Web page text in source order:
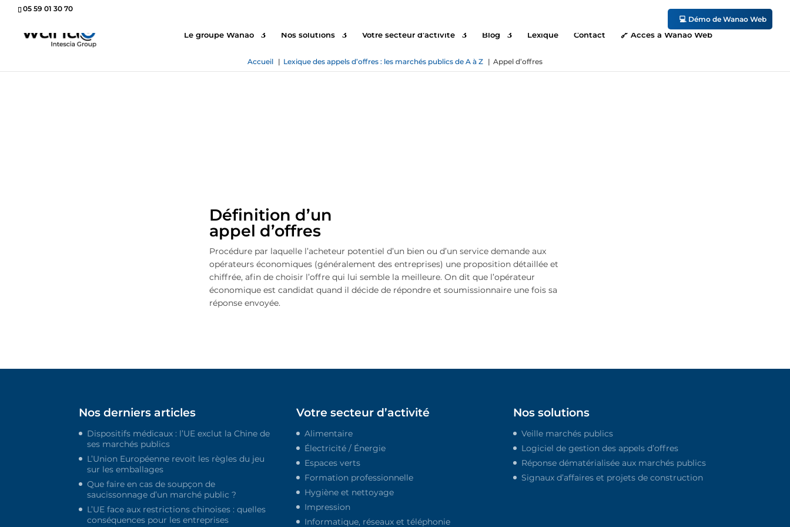
05 59 01 30 70
💻 Démo de Wanao Web
Le groupe Wanao Nos solutions Votre secteur d’activité Blog Lexique Contact 🔗 Accès à Wanao Web
Accueil Lexique des appels d’offres : les marchés publics de A à Z Appel d’offres
Définition d’un
appel d’offres
Procédure par laquelle l’acheteur potentiel d’un bien ou d’un service demande aux
opérateurs économiques (généralement des entreprises) une proposition détaillée et
chiffrée, afin de choisir l’offre qui lui semble la meilleure. On dit que l’opérateur
économique est candidat quand il décide de répondre et soumissionnaire une fois sa
réponse envoyée.
Nos derniers articles
Dispositifs médicaux : l’UE exclut la Chine de
ses marchés publics
L’Union Européenne revoit les règles du jeu
sur les emballages
Que faire en cas de soupçon de
saucissonnage d’un marché public ?
L’UE face aux restrictions chinoises : quelles
conséquences pour les entreprises
Votre secteur d’activité
Alimentaire
Électricité / Énergie
Espaces verts
Formation professionnelle
Hygiène et nettoyage
Impression
Informatique, réseaux et téléphonie
Nos solutions
Veille marchés publics
Logiciel de gestion des appels d’offres
Réponse dématérialisée aux marchés publics
Signaux d’affaires et projets de construction